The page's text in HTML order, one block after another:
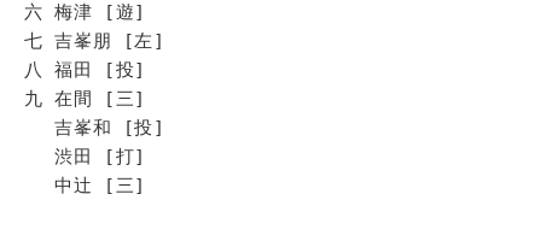
六 梅津 [遊]
七 吉峯朋 [左]
八 福田 [投]
九 在間 [三]
吉峯和 [投]
渋田 [打]
中辻 [三]